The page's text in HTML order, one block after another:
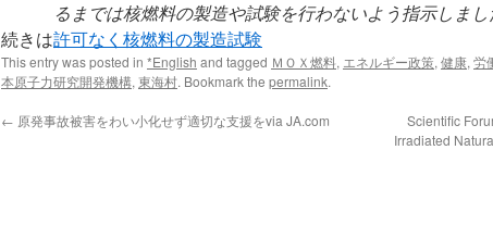
るまでは核燃料の製造や試験を行わないよう指示しまし
続きは許可なく核燃料の製造試験
This entry was posted in *English and tagged ＭＯＸ燃料, エネルギー政策, 健康, 労
本原子力研究開発機構, 東海村. Bookmark the permalink.
← 原発事故被害をわい小化せず適切な支援をvia JA.com
Scientific
Irradiated